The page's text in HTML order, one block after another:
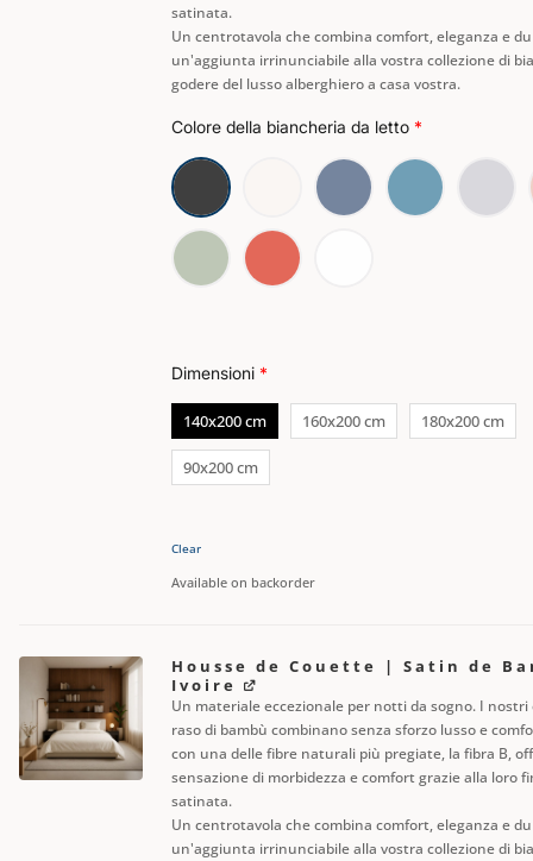
satinata.
Un centrotavola che combina comfort, eleganza e
un'aggiunta irrinunciabile alla vostra collezione di
godere del lusso alberghiero a casa vostra.
Colore della biancheria da letto *
Dimensioni *
140x200 cm 160x200 cm 180x200 cm
90x200 cm
Clear
Available on backorder
Housse de Couette | Satin de
Ivoire
Un materiale eccezionale per notti da sogno. I
raso di bambù combinano senza sforzo lusso e
con una delle fibre naturali più pregiate, la fibra B,
sensazione di morbidezza e comfort grazie alla loro
satinata.
Un centrotavola che combina comfort, eleganza e
un'aggiunta irrinunciabile alla vostra collezione di